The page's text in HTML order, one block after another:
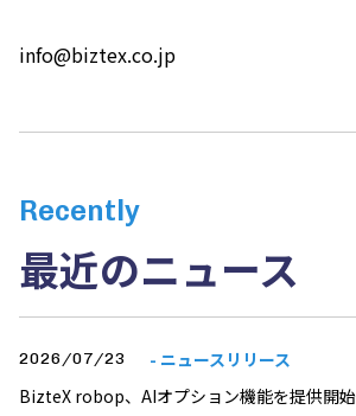
info@biztex.co.jp
Recently
最近のニュース
2026/07/23
- ニュースリリース
BizteX robop、AIオプション機能を提供開始